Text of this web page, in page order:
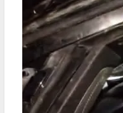
R
e
a